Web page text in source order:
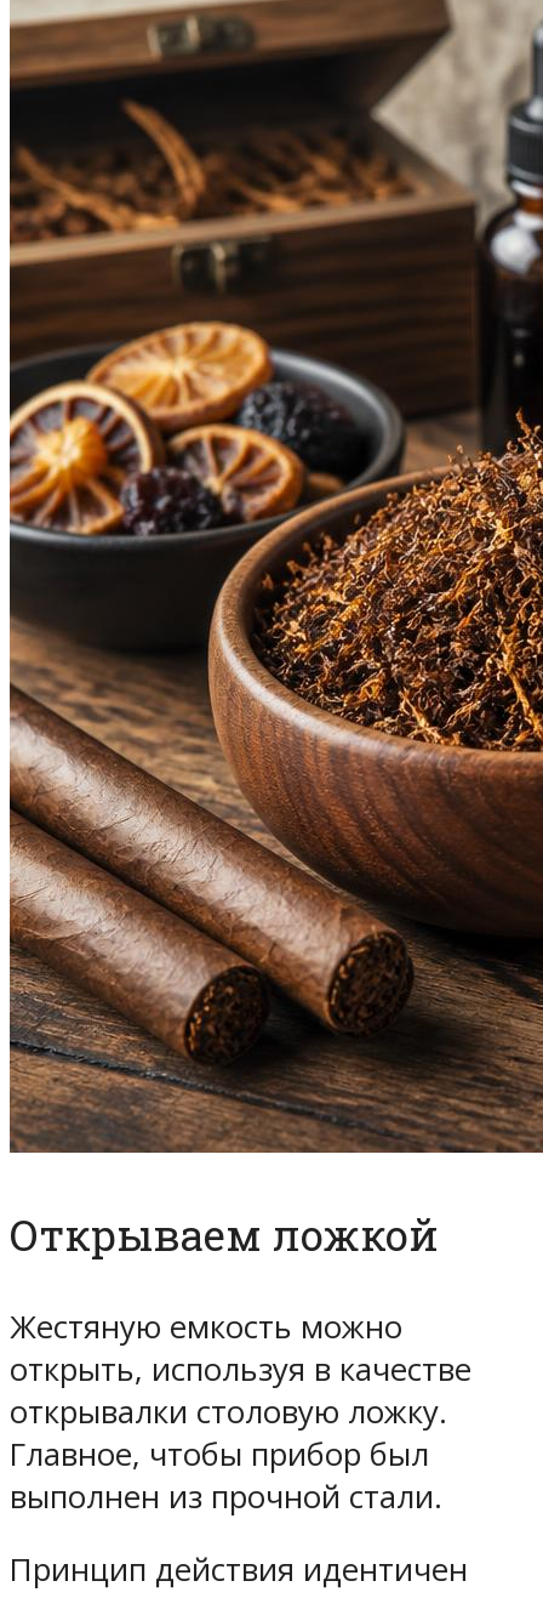
Открываем ложкой
Жестяную емкость можно
открыть, используя в качестве
открывалки столовую ложку.
Главное, чтобы прибор был
выполнен из прочной стали.
Принцип действия идентичен